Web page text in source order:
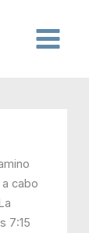
cabo
7:15